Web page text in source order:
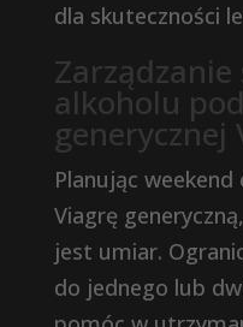
dla skuteczności
Zarządzanie
alkoholu
generycznej
Planując
Viagrę
jest umiar.
do jednego lub